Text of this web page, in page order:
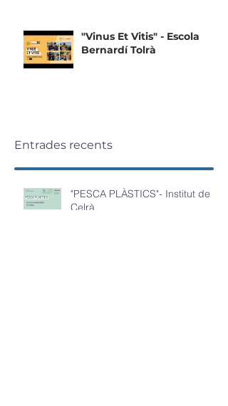
"Vinus Et Vitis" - Escola
Bernardí Tolrà
Entrades recents
"PESCA PLÀSTICS"- Institut de
Celrà